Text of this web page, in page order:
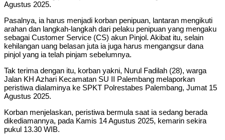
Agustus 2025.
Pasalnya, ia harus menjadi korban penipuan, lantaran mengikuti
arahan dan langkah-langkah dari pelaku penipuan yang mengaku
sebagai Customer Service (CS) akun Pinjol. Akibat itu, selain
kehilangan uang belasan juta ia juga harus mengangsur dana
pinjol yang ia telah pinjam sebelumnya.
Tak terima dengan itu, korban yakni, Nurul Fadilah (28), warga
Jalan KH Azhari Kecamatan SU II Palembang melaporkan
peristiwa dialaminya ke SPKT Polrestabes Palembang, Jumat 15
Agustus 2025.
Korban menjelaskan, peristiwa bermula saat ia sedang berada
dikediamannya, pada Kamis 14 Agustus 2025, kemarin sekira
pukul 13.30 WIB.